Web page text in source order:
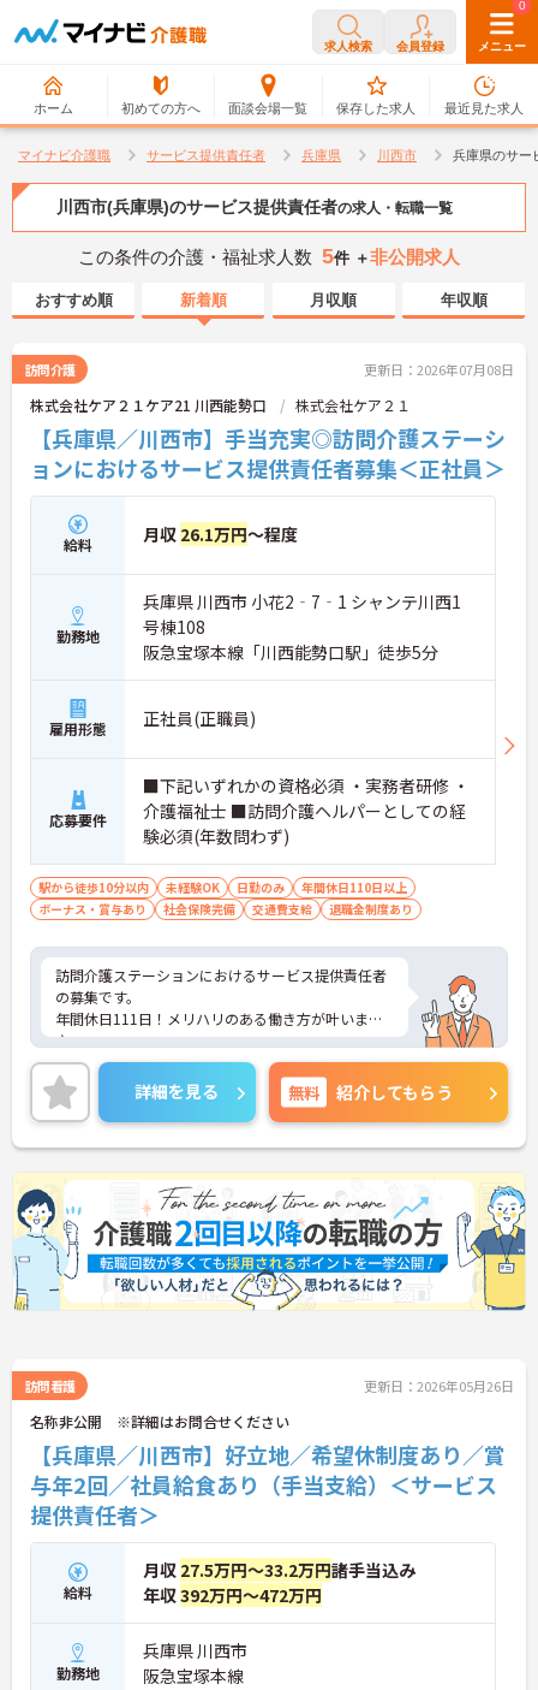
求人検索 会員登録 メニュー
ホーム 初めての方へ 面談会場一覧
0
保存した求人
0
最近見た求人
マイナビ介護職 サービス提供責任者 兵庫県 川西市 兵庫県のサー
川西市(兵庫県)のサービス提供責任者の求人・転職一覧
この条件の介護・福祉求人数 5件 ＋非公開求人
おすすめ順 新着順 月収順 年収順
訪問介護 更新日：2026年07月08日
株式会社ケア２１ケア21 川西能勢口 株式会社ケア２１
【兵庫県／川西市】手当充実◎訪問介護ステーシ
ョンにおけるサービス提供責任者募集＜正社員＞
給料 月収 26.1万円～程度
勤務地
兵庫県 川西市 小花2‐7‐1 シャンテ川西1
号棟108
阪急宝塚本線「川西能勢口駅」徒歩5分
雇用形態 正社員(正職員)
応募要件
■下記いずれかの資格必須 ・実務者研修 ・
介護福祉士 ■訪問介護ヘルパーとしての経
験必須(年数問わず)
駅から徒歩10分以内 未経験OK 日勤のみ
年間休日110日以上
ボーナス・賞与あり
社会保険完備 交通費支給 退職金制度あり
訪問介護ステーションにおけるサービス提供責任者
の募集です。
年間休日111日！メリハリのある働き方が叶います
♪
日勤のみ！18：00終業なので、お仕事終わりの時間
を大切に働けます◎
ご興味のある方には面接ポイントをお伝えしますの
で、お気軽にお問い合わせください！
詳細を見る 無料 紹介してもらう
訪問看護 更新日：2026年05月26日
名称非公開 ※詳細はお問合せください
【兵庫県／川西市】好立地／希望休制度あり／賞
与年2回／社員給食あり（手当支給）＜サービス
提供責任者＞
給料
月収 27.5万円～33.2万円諸手当込み
年収392万円～472万円
勤務地
兵庫県 川西市
阪急宝塚本線